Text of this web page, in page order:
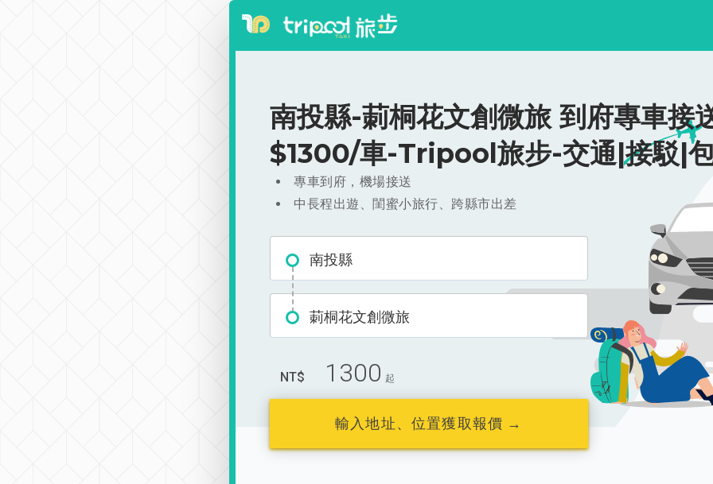
南投縣-莿桐花文創微旅 到府專車接
$1300/車-Tripool旅步-交通|接駁|
專車到府，機場接送
中長程出遊、閨蜜小旅行、跨縣市出差
南投縣
莿桐花文創微旅
NT$ 1300 起
輸入地址、位置獲取報價 →